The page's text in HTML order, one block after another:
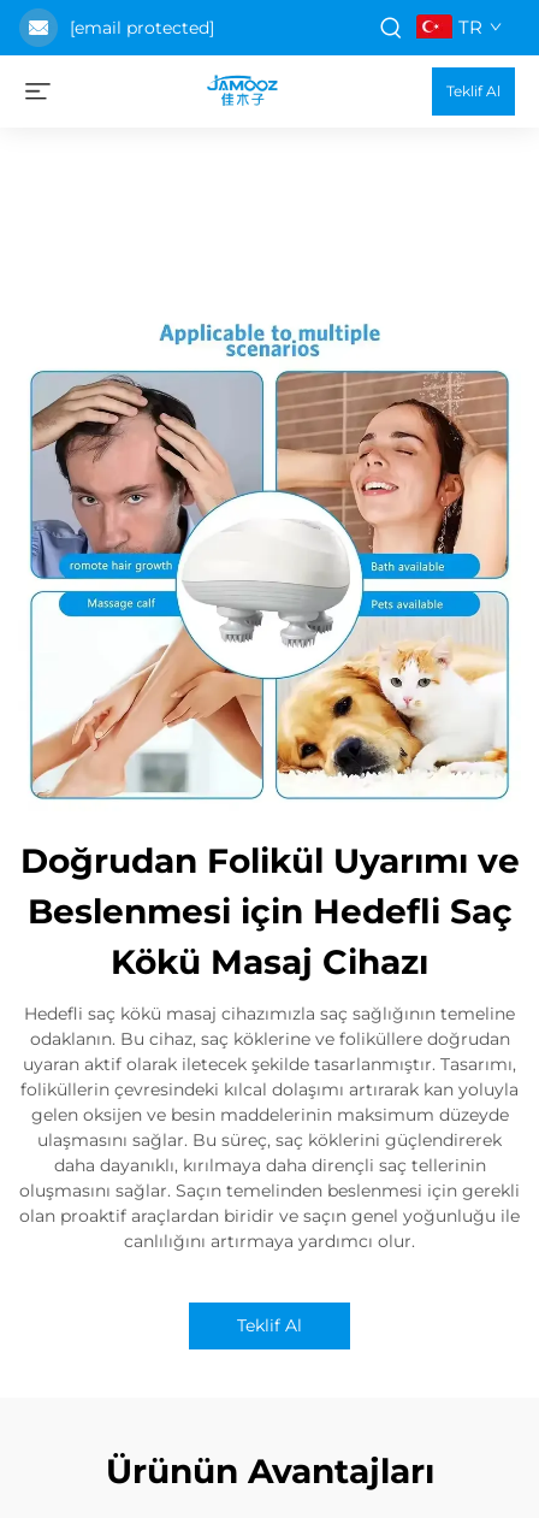
[email protected] TR
Teklif Al
Doğrudan Folikül Uyarımı ve
Beslenmesi için Hedefli Saç
Kökü Masaj Cihazı
Hedefli saç kökü masaj cihazımızla saç sağlığının temeline
odaklanın. Bu cihaz, saç köklerine ve foliküllere doğrudan
uyaran aktif olarak iletecek şekilde tasarlanmıştır. Tasarımı,
foliküllerin çevresindeki kılcal dolaşımı artırarak kan yoluyla
gelen oksijen ve besin maddelerinin maksimum düzeyde
ulaşmasını sağlar. Bu süreç, saç köklerini güçlendirerek
daha dayanıklı, kırılmaya daha dirençli saç tellerinin
oluşmasını sağlar. Saçın temelinden beslenmesi için gerekli
olan proaktif araçlardan biridir ve saçın genel yoğunluğu ile
canlılığını artırmaya yardımcı olur.
Teklif Al
Ürünün Avantajları